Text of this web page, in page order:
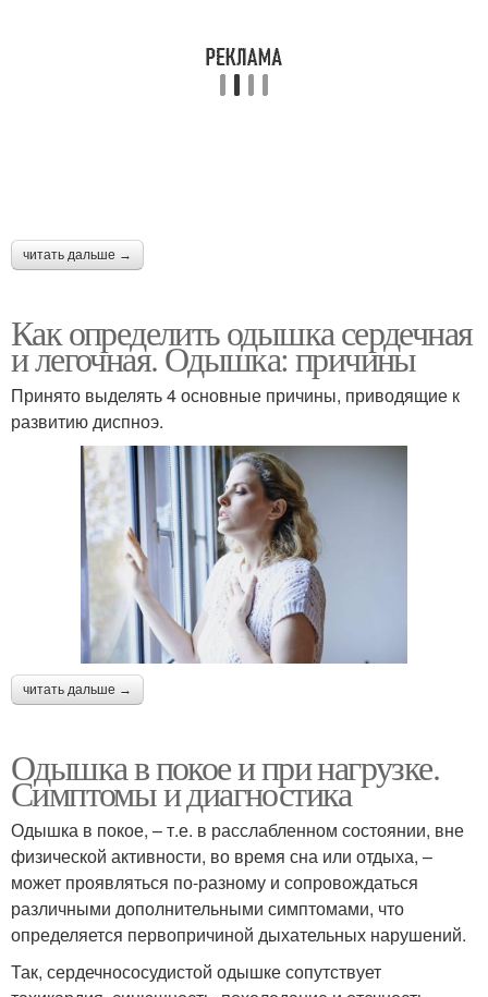
читать дальше →
Как определить одышка сердечная
и легочная. Одышка: причины
Принято выделять 4 основные причины, приводящие к
развитию диспноэ.
читать дальше →
Одышка в покое и при нагрузке.
Симптомы и диагностика
Одышка в покое, – т.е. в расслабленном состоянии, вне
физической активности, во время сна или отдыха, –
может проявляться по-разному и сопровождаться
различными дополнительными симптомами, что
определяется первопричиной дыхательных нарушений.
Так, сердечнососудистой одышке сопутствует